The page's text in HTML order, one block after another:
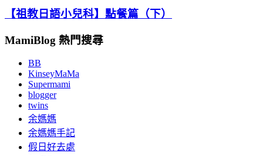
【祖教日語小兒科】點餐篇（下）
MamiBlog 熱門搜尋
BB
KinseyMaMa
Supermami
blogger
twins
余媽媽
余媽媽手記
假日好去處